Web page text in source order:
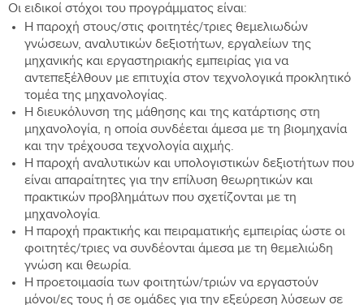
Οι ειδικοί στόχοι του προγράμματος είναι:
Η παροχή στους/στις φοιτητές/τριες θεμελιωδών
γνώσεων, αναλυτικών δεξιοτήτων, εργαλείων της
μηχανικής και εργαστηριακής εμπειρίας για να
αντεπεξέλθουν με επιτυχία στον τεχνολογικά προκλητικό
τομέα της μηχανολογίας.
Η διευκόλυνση της μάθησης και της κατάρτισης στη
μηχανολογία, η οποία συνδέεται άμεσα με τη βιομηχανία
και την τρέχουσα τεχνολογία αιχμής.
Η παροχή αναλυτικών και υπολογιστικών δεξιοτήτων που
είναι απαραίτητες για την επίλυση θεωρητικών και
πρακτικών προβλημάτων που σχετίζονται με τη
μηχανολογία.
Η παροχή πρακτικής και πειραματικής εμπειρίας ώστε οι
φοιτητές/τριες να συνδέονται άμεσα με τη θεμελιώδη
γνώση και θεωρία.
Η προετοιμασία των φοιτητών/τριών να εργαστούν
μόνοι/ες τους ή σε ομάδες για την εξεύρεση λύσεων σε